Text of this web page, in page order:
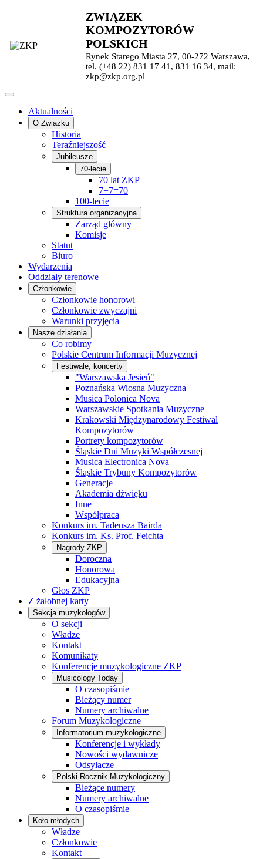
ZWIĄZEK
KOMPOZYTORÓW
POLSKICH
Rynek Starego Miasta 27, 00-272 Warszawa,
tel. (+48 22) 831 17 41, 831 16 34, mail:
zkp@zkp.org.pl
Aktualności
O Związku
Historia
Teraźniejszość
Jubileusze
70-lecie
70 lat ZKP
7+7=70
100-lecie
Struktura organizacyjna
Zarząd główny
Komisje
Statut
Biuro
Wydarzenia
Oddziały terenowe
Członkowie
Członkowie honorowi
Członkowie zwyczajni
Warunki przyjęcia
Nasze działania
Co robimy
Polskie Centrum Informacji Muzycznej
Festiwale, koncerty
"Warszawska Jesień"
Poznańska Wiosna Muzyczna
Musica Polonica Nova
Warszawskie Spotkania Muzyczne
Krakowski Międzynarodowy Festiwal
Kompozytorów
Portrety kompozytorów
Śląskie Dni Muzyki Współczesnej
Musica Electronica Nova
Śląskie Trybuny Kompozytorów
Generacje
Akademia dźwięku
Inne
Współpraca
Konkurs im. Tadeusza Bairda
Konkurs im. Ks. Prof. Feichta
Nagrody ZKP
Doroczna
Honorowa
Edukacyjna
Głos ZKP
Z żałobnej karty
Sekcja muzykologów
O sekcji
Władze
Kontakt
Komunikaty
Konferencje muzykologiczne ZKP
Musicology Today
O czasopiśmie
Bieżący numer
Numery archiwalne
Forum Muzykologiczne
Informatorium muzykologiczne
Konferencje i wykłady
Nowości wydawnicze
Odsyłacze
Polski Rocznik Muzykologiczny
Bieżące numery
Numery archiwalne
O czasopiśmie
Koło młodych
Władze
Członkowie
Kontakt